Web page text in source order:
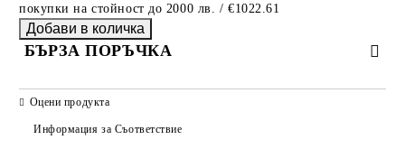
покупки на стойност до 2000 лв. / €1022.61
БЪРЗА ПОРЪЧКА
Оцени продукта
Информация за Съответствие